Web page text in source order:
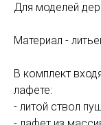
Для моделей
Материал -
В комплект
лафете:
- литой ствол